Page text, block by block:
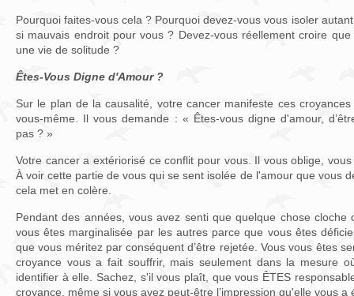
Pourquoi faites-vous cela ? Pourquoi devez-vous vous isoler
si mauvais endroit pour vous ? Devez-vous réellement croire
une vie de solitude ?
Êtes-Vous Digne d'Amour ?
Sur le plan de la causalité, votre cancer manifeste ces
vous-même. Il vous demande : « Êtes-vous digne d'amour,
pas ? »
Votre cancer a extériorisé ce conflit pour vous. Il vous oblige,
À voir cette partie de vous qui se sent isolée de l'amour que vous
cela met en colère.
Pendant des années, vous avez senti que quelque chose cloche
vous êtes marginalisée par les autres parce que vous êtes
que vous méritez par conséquent d’être rejetée. Vous vous êtes
croyance vous a fait souffrir, mais seulement dans la mesure
identifier à elle. Sachez, s'il vous plaît, que vous ÊTES
croyance, même si vous avez peut-être l’impression qu'elle vous